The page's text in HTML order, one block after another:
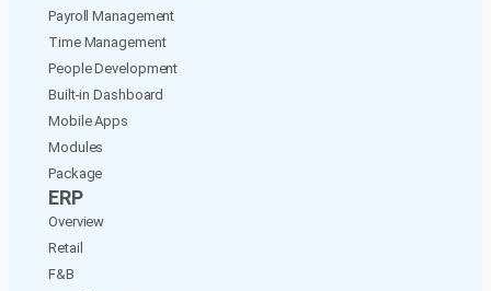
Payroll Management
Time Management
People Development
Built-in Dashboard
Mobile Apps
Modules
Package
ERP
Overview
Retail
F&B